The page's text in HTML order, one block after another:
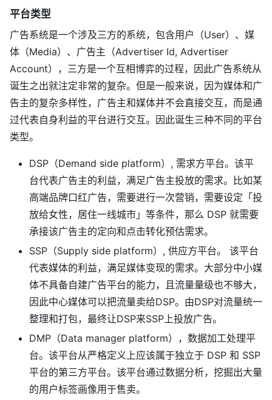
平台类型
广告系统是一个涉及三方的系统，包含用户（User）、媒
体（Media）、广告主（Advertiser Id, Advertiser
Account），三方是一个互相博弈的过程，因此广告系统从
诞生之出就注定非常的复杂。但是一般来说，因为媒体和广
告主的复杂多样性，广告主和媒体并不会直接交互，而是通
过代表自身利益的平台进行交互。因此诞生三种不同的平台
类型。
DSP（Demand side platform）, 需求方平台。该平
台代表广告主的利益，满足广告主投放的需求。比如某
高端品牌口红广告，需要进行一次营销，需要设定「投
放给女性，居住一线城市」等条件，那么 DSP 就需要
承接该广告主的定向和点击转化预估需求。
SSP（Supply side platform）, 供应方平台。 该平台
代表媒体的利益，满足媒体变现的需求。大部分中小媒
体不具备自建广告平台的能力，且流量量级也不够大，
因此中心媒体可以把流量卖给DSP。由DSP对流量统一
整理和打包，最终让DSP来SSP上投放广告。
DMP（Data manager platform），数据加工处理平
台。该平台从严格定义上应该属于独立于 DSP 和 SSP
平台的第三方平台。该平台通过数据分析，挖掘出大量
的用户标签画像用于售卖。